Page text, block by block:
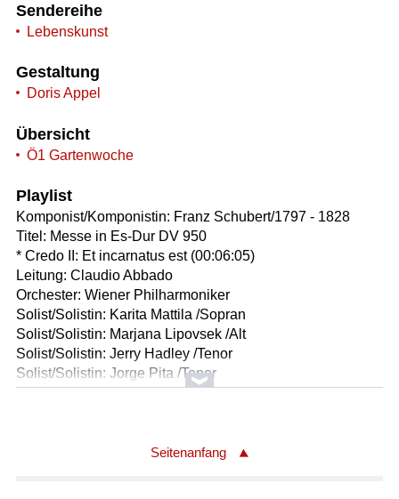
Sendereihe
Lebenskunst
Gestaltung
Doris Appel
Übersicht
Ö1 Gartenwoche
Playlist
Komponist/Komponistin: Franz Schubert/1797 - 1828
Titel: Messe in Es-Dur DV 950
* Credo II: Et incarnatus est (00:06:05)
Leitung: Claudio Abbado
Orchester: Wiener Philharmoniker
Solist/Solistin: Karita Mattila /Sopran
Solist/Solistin: Marjana Lipovsek /Alt
Solist/Solistin: Jerry Hadley /Tenor
Solist/Solistin: Jorge Pita /Tenor
Solist/Solistin: Robert Holl /Baß
Seitenanfang